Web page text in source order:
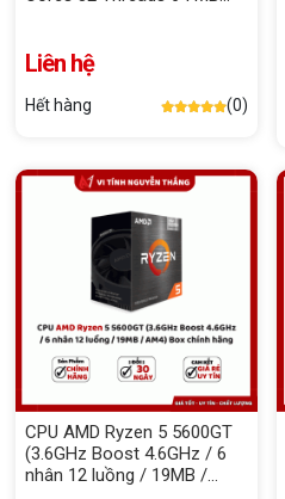
Liên hệ
Hết hàng (0)
CPU AMD Ryzen 5 5600GT
(3.6GHz Boost 4.6GHz / 6
nhân 12 luồng / 19MB /